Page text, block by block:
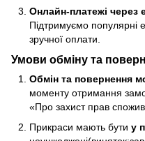
Онлайн-платежі через
Підтримуємо популярні
зручної оплати.
Умови обміну та
Обмін та повернення
моменту отримання
«Про захист прав
Прикраси мають бути у